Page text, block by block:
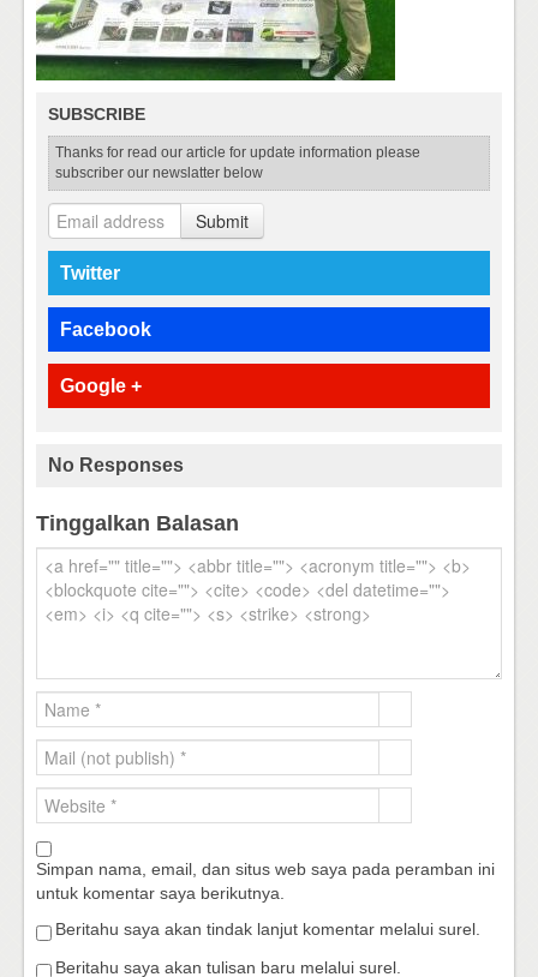
SUBSCRIBE
Thanks for read our article for update information please
subscriber our newslatter below
Submit
Twitter
Facebook
Google +
No Responses
Tinggalkan Balasan
Simpan nama, email, dan situs web saya pada peramban ini
untuk komentar saya berikutnya.
Beritahu saya akan tindak lanjut komentar melalui surel.
Beritahu saya akan tulisan baru melalui surel.